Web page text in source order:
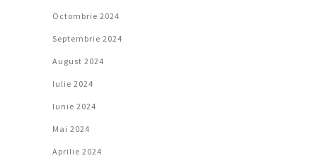
Octombrie 2024
Septembrie 2024
August 2024
Iulie 2024
Iunie 2024
Mai 2024
Aprilie 2024